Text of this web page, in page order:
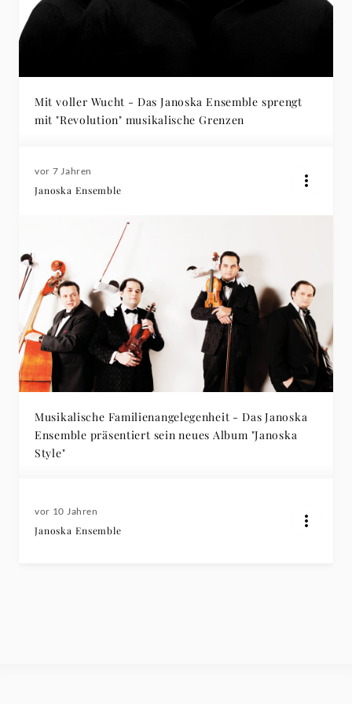
Mit voller Wucht - Das Janoska Ensemble sprengt
mit "Revolution" musikalische Grenzen
vor 7 Jahren
Janoska Ensemble
Musikalische Familienangelegenheit - Das Janoska
Ensemble präsentiert sein neues Album "Janoska
Style"
vor 10 Jahren
Janoska Ensemble